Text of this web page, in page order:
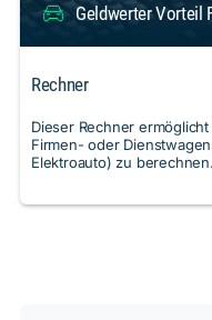
Geldwerter Vorteil
Rechner
Dieser Rechner
Firmen- oder
Elektroauto) zu berechnen.